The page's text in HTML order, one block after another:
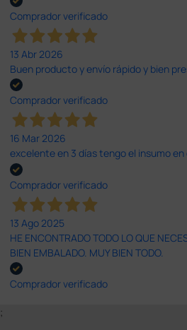
Comprador verificado
13 Abr 2026
Buen producto y envío rápido y bien
Comprador verificado
16 Mar 2026
excelente en 3 días tengo el insumo
Comprador verificado
13 Ago 2025
HE ENCONTRADO TODO LO QUE
BIEN EMBALADO. MUY BIEN TODO.
Comprador verificado
;